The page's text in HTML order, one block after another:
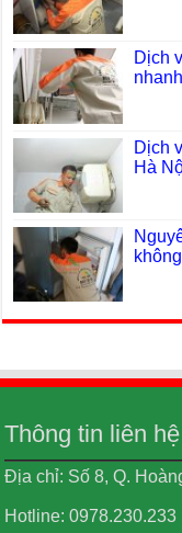
Dịch
Dịch
Hà
Thông tin liên hệ
Địa chỉ: Số 8, Q.
Hotline: 0978.230.233